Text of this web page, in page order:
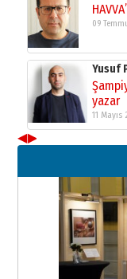
09
Yusuf
yazar
11
Neşat YALÇIN
Paranın Aile
03 Ağustos 2026
09
◀▶